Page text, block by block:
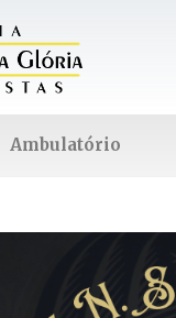
Ambulatório